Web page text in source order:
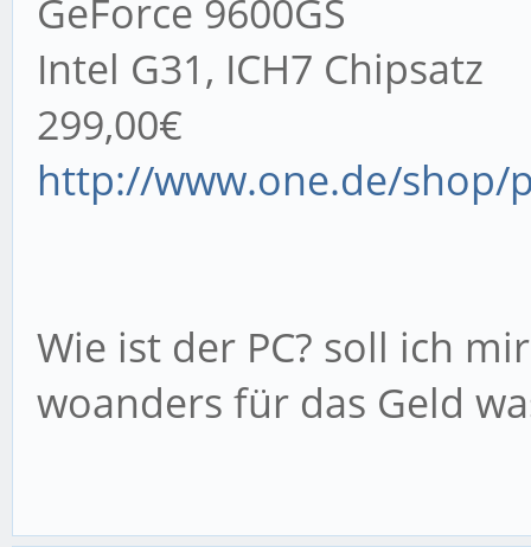
GeForce 9600GS
Intel G31, ICH7 Chipsatz
299,00€
http://www.one.de/shop/
Wie ist der PC? soll ich
woanders für das Geld